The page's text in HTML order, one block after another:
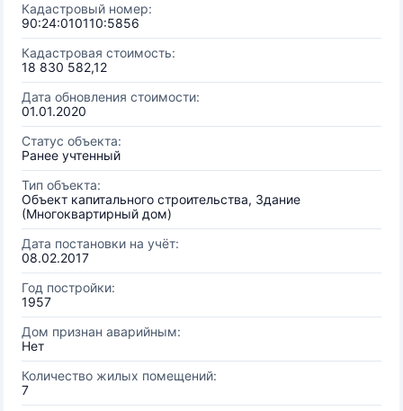
Кадастровый номер:
90:24:010110:5856
Кадастровая стоимость:
18 830 582,12
Дата обновления стоимости:
01.01.2020
Статус объекта:
Ранее учтенный
Тип объекта:
Объект капитального строительства, Здание
(Многоквартирный дом)
Дата постановки на учёт:
08.02.2017
Год постройки:
1957
Дом признан аварийным:
Нет
Количество жилых помещений:
7